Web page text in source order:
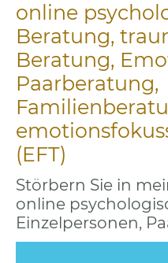
online
Beratung,
Beratung,
Paarberatung,
(EFT)
Störbern Sie in
online
Einzelpersonen,